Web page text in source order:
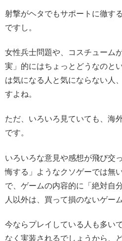
射撃がヘタでもサポートに徹す
ですし。
女性兵士問題や、コスチューム
実」的にはちょっとどうなのと
は気になる人と気にならない人
すよね。
ただ、いろいろ見ていても、海
です。
いろいろな意見や感想が飛び交
悔する」ようなクソゲーでは無
で、ゲームの内容的に「絶対自
人以外は、買って損のないゲー
今ならプレイしている人も多い
なく実装されるでしょうから、